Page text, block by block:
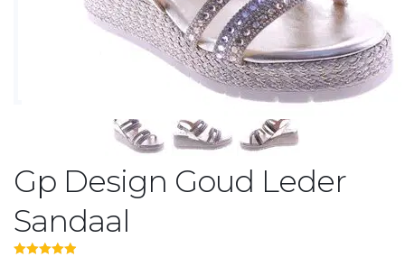
Gp Design Goud Leder
Sandaal